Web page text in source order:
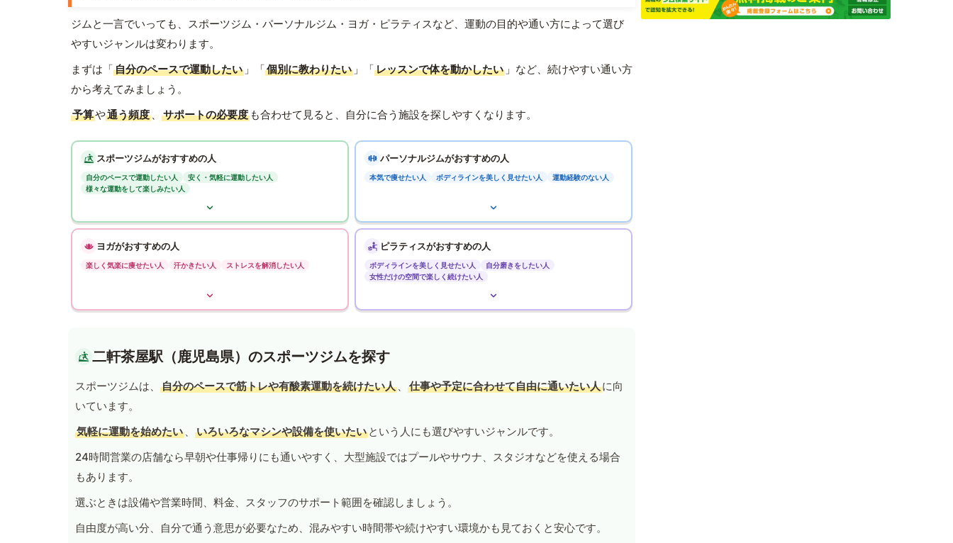
ジムと一言でいっても、スポーツジム・パーソナルジム・ヨガ・ピラティスなど、運動の目的や通い方によって選び
やすいジャンルは変わります。
まずは「自分のペースで運動したい 」「個別に教わりたい 」「レッスンで体を動かしたい 」など、続けやすい通い方
から考えてみましょう。
予算や通う頻度 、 サポートの必要度 も合わせて見ると、自分に合う施設を探しやすくなります。
スポーツジムがおすすめの人
自分のペースで運動したい人
安く・気軽に運動したい人
様々な運動をして楽しみたい人
パーソナルジムがおすすめの人
本気で痩せたい人 ボディラインを美しく見せたい人 運動経験のない人
ヨガがおすすめの人
楽しく気楽に痩せたい人 汗かきたい人 ストレスを解消したい人
ピラティスがおすすめの人
ボディラインを美しく見せたい人
自分磨きをしたい人
女性だけの空間で楽しく続けたい人
二軒茶屋駅（鹿児島県）のスポーツジムを探す
スポーツジムは、 自分のペースで筋トレや有酸素運動を続けたい人 、 仕事や予定に合わせて自由に通いたい人に向
いています。
気軽に運動を始めたい 、 いろいろなマシンや設備を使いたい という人にも選びやすいジャンルです。
24時間営業の店舗なら早朝や仕事帰りにも通いやすく、大型施設ではプールやサウナ、スタジオなどを使える場合
もあります。
選ぶときは設備や営業時間、料金、スタッフのサポート範囲を確認しましょう。
自由度が高い分、自分で通う意思が必要なため、混みやすい時間帯や続けやすい環境かも見ておくと安心です。